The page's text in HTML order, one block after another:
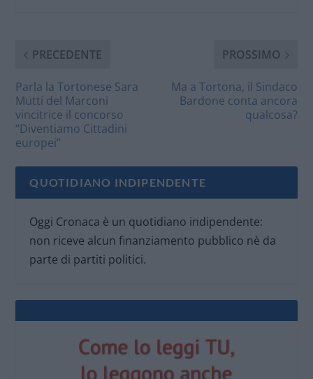
PRECEDENTE
Parla la Tortonese Sara
Mutti del Marconi
vincitrice il concorso
“Diventiamo Cittadini
europei”
PROSSIMO
Ma a Tortona, il Sindaco
Bardone conta ancora
qualcosa?
QUOTIDIANO INDIPENDENTE
Oggi Cronaca è un quotidiano indipendente:
non riceve alcun finanziamento pubblico nè da
parte di partiti politici.